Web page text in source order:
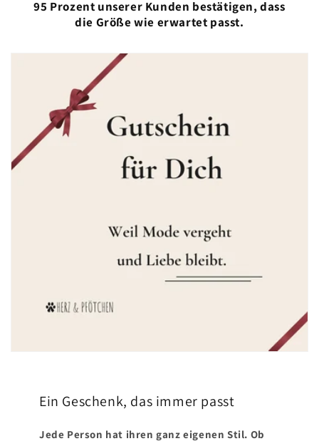
95 Prozent unserer Kunden bestätigen, dass
die Größe wie erwartet passt.
Ein Geschenk, das immer passt
Jede Person hat ihren ganz eigenen Stil. Ob